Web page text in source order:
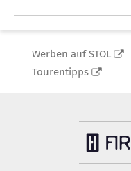
Werben auf STOL
Tourentipps